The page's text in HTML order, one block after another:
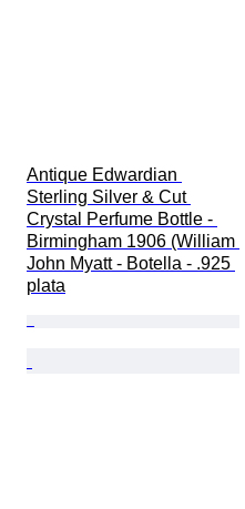
Antique Edwardian
Sterling Silver & Cut
Crystal Perfume Bottle -
Birmingham 1906 (William
John Myatt - Botella - .925
plata